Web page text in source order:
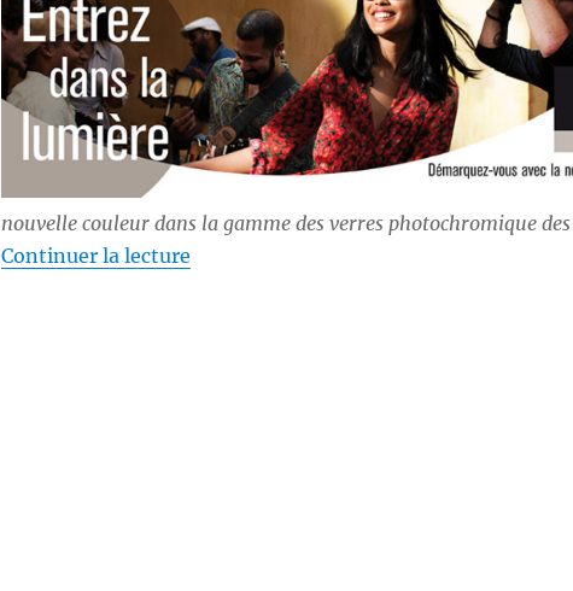
nouvelle couleur dans la gamme des verres photochromique des
Continuer la lecturede « Verre photochromique, ou